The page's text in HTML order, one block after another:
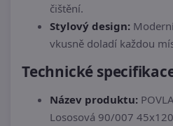
čištění.
Stylový design:
vkusně doladí každou
Technické
Název produktu:
Lososová 90/007